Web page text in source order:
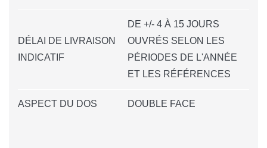
DÉLAI DE LIVRAISON
INDICATIF
DE +/- 4 À 15 JOURS
OUVRÉS SELON LES
PÉRIODES DE L'ANNÉE
ET LES RÉFÉRENCES
ASPECT DU DOS DOUBLE FACE